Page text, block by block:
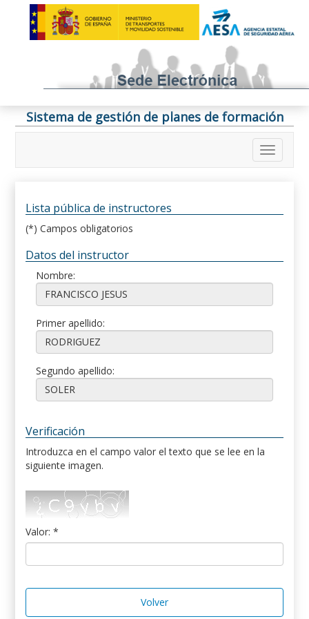
Sistema de gestión de planes de formación
Lista pública de instructores
(*) Campos obligatorios
Datos del instructor
Nombre:
Primer apellido:
Segundo apellido:
Verificación
Introduzca en el campo valor el texto que se lee en la
siguiente imagen.
Valor: *
Volver